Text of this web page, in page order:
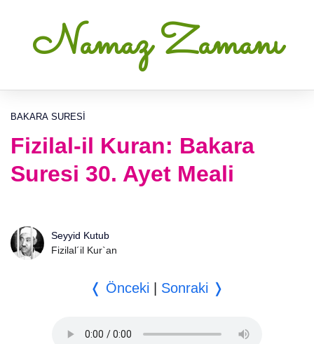
Namaz Zamanı
BAKARA SURESI
Fizilal-il Kuran: Bakara
Suresi 30. Ayet Meali
Seyyid Kutub
Fizilal´il Kur`an
❬ Önceki Sonraki ❭